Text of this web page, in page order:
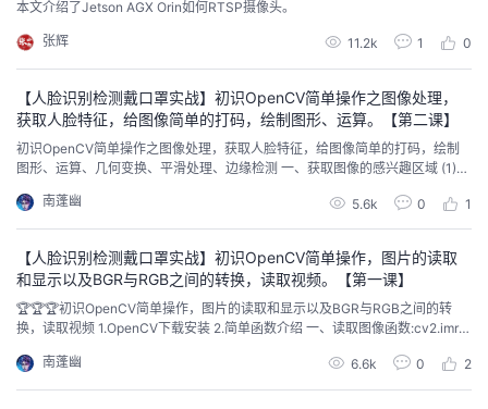
本文介绍了Jetson AGX Orin如何RTSP摄像头。
张辉 11.2k 1 0
【人脸识别检测戴口罩实战】初识OpenCV简单操作之图像处理，
获取人脸特征，给图像简单的打码，绘制图形、运算。【第二课】
初识OpenCV简单操作之图像处理，获取人脸特征，给图像简单的打码，绘制
图形、运算、几何变换、平滑处理、边缘检测 一、获取图像的感兴趣区域 (1)通
特征 图像域赋值 二、绘制图形 画直线cv2.line() 画圆 cv2.circle(） 画矩形 cv2
rectal.gle() 画椭圆 cv2.ellipse...
南蓬幽 5.6k 0 1
【人脸识别检测戴口罩实战】初识OpenCV简单操作，图片的读取
和显示以及BGR与RGB之间的转换，读取视频。【第一课】
🏆🏆🏆初识OpenCV简单操作，图片的读取和显示以及BGR与RGB之间的转
换，读取视频 1.OpenCV下载安装 2.简单函数介绍 一、读取图像函数:cv2.imre
四、通道拆分函数：cv2.split（） 五、通道合并函数：cv2.merge（） 六、等
待键盘操作函数: cv2.wai...
南蓬幽 6.6k 0 2